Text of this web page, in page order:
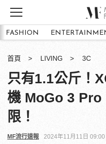
FASHION
首頁 LIVING 3C
只有1.1公斤！
機 MoGo 3 Pro
限！
MF流行速報 2024年11月11日 09:00